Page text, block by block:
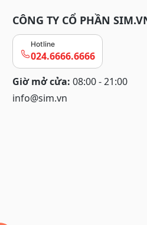
CÔNG TY CỔ PHẦN
Hotline
024.6666.6666
Giờ mở cửa: 08:00 - 21:00
info@sim.vn